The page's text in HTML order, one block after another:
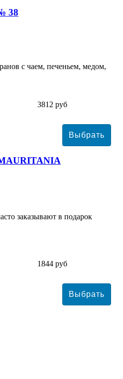
38
с чаем, печеньем, медом,
3812 руб
заказывают в подарок
1844 руб